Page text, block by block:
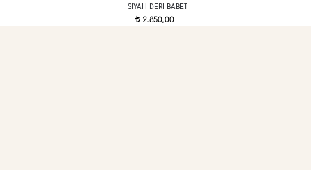
SIYAH DERI BABET
t 2.850,00